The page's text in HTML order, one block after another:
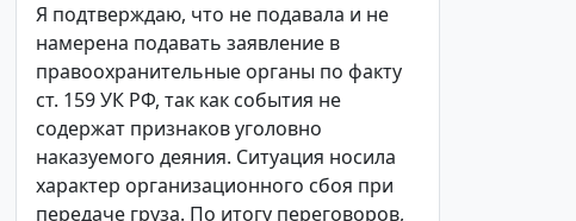
Я подтверждаю, что не подавала и не
намерена подавать заявление в
правоохранительные органы по факту
ст. 159 УК РФ, так как события не
содержат признаков уголовно
наказуемого деяния. Ситуация носила
характер организационного сбоя при
передаче груза. По итогу переговоров,